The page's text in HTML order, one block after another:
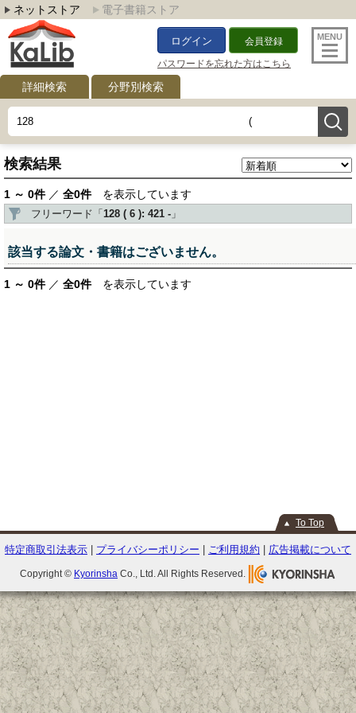
ネットストア 電子書籍ストア
ログイン 会員登録
パスワードを忘れた方はこちら
詳細検索 分野別検索
検索結果
1 ～ 0件／ 全0件を表示しています
フリーワード「 128 ( 6 ): 421 - 」
該当する論文・書籍はございません。
1 ～ 0件／ 全0件を表示しています
To Top
特定商取引法表示 プライバシーポリシー ご利用規約 広告掲載について
Copyright © Kyorinsha Co., Ltd. All Rights Reserved.